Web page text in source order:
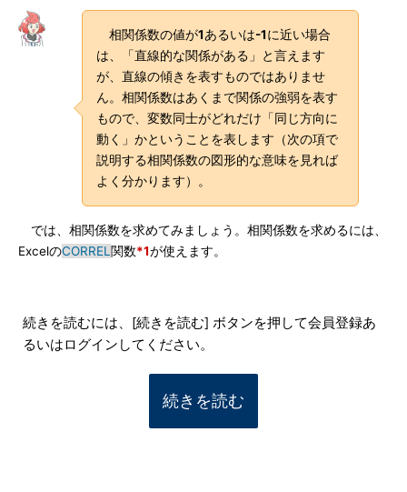
相関係数の値が1あるいは-1に近い場合
は、「直線的な関係がある」と言えます
が、直線の傾きを表すものではありませ
ん。相関係数はあくまで関係の強弱を表す
もので、変数同士がどれだけ「同じ方向に
動く」かということを表します（次の項で
説明する相関係数の図形的な意味を見れば
よく分かります）。
では、相関係数を求めてみましょう。相関係数を求めるには、
ExcelのCORREL 関数*1が使えます。
続きを読むには、[続きを読む] ボタンを押して会員登録あ
るいはログインしてください。
続きを読む